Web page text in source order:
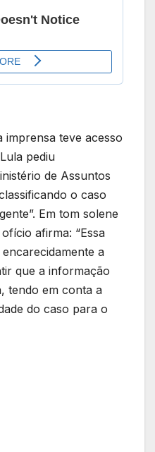
imprensa teve acesso
pediu
de Assuntos
o caso
Em tom solene
afirma: “Essa
a
que a informação
tendo em conta a
do caso para o